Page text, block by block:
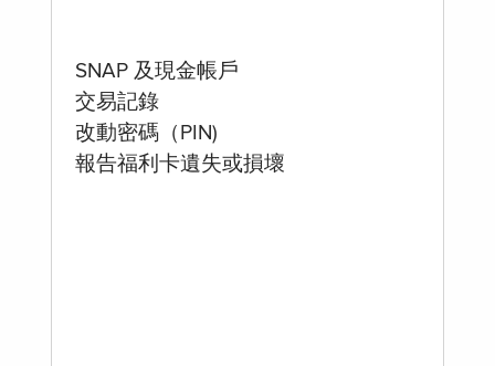
SNAP 及現金帳戶
交易記錄
改動密碼（PIN)
報告福利卡遺失或損壞